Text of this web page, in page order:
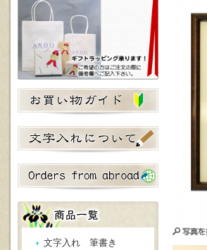
文字入れ 筆書き